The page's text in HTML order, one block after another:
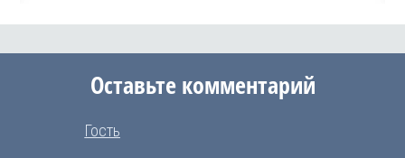
Оставьте комментарий
Гость